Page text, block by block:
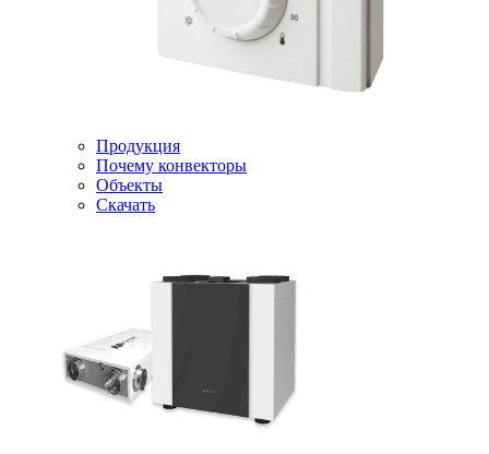
Продукция
Почему конвекторы
Объекты
Скачать